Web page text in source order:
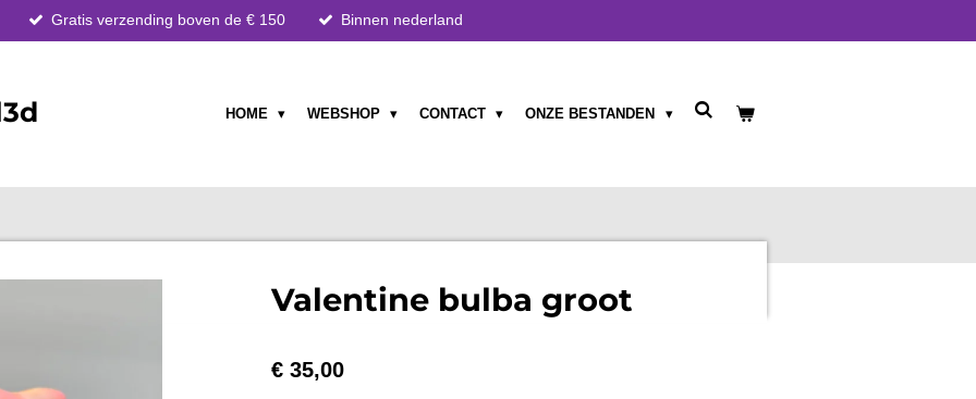
Gratis verzending boven de € 150 Binnen nederland
HOME WEBSHOP CONTACT ONZE BESTANDEN
Valentine bulba groot
€ 35,00